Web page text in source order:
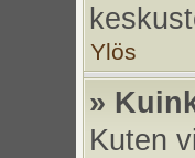
Ylös
»
Kuten